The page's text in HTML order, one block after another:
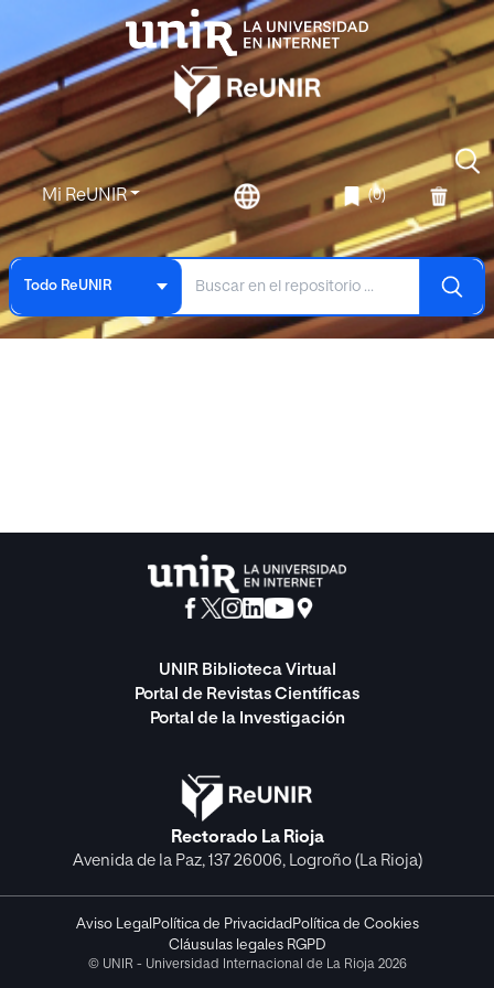
Mi ReUNIR (0)
Todo ReUNIR
UNIR Biblioteca Virtual
Portal de Revistas Científicas
Portal de la Investigación
Rectorado La Rioja
Avenida de la Paz, 137 26006, Logroño (La Rioja)
Aviso Legal Política de Privacidad Política de Cookies
Cláusulas legales RGPD
© UNIR - Universidad Internacional de La Rioja 2026